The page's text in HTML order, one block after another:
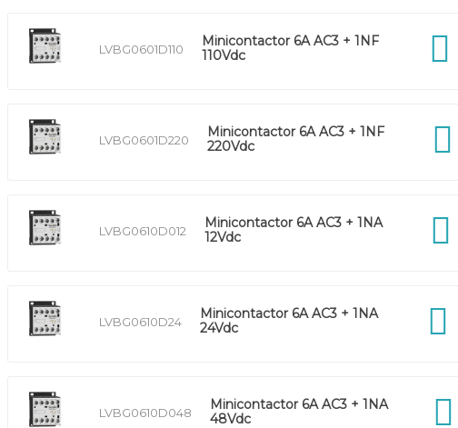
LVBG0601D110
Minicontactor 6A AC3 + 1NF
110Vdc
LVBG0601D220
Minicontactor 6A AC3 + 1NF
220Vdc
LVBG0610D012
Minicontactor 6A AC3 + 1NA
12Vdc
LVBG0610D24
Minicontactor 6A AC3 + 1NA
24Vdc
LVBG0610D048
Minicontactor 6A AC3 + 1NA
48Vdc